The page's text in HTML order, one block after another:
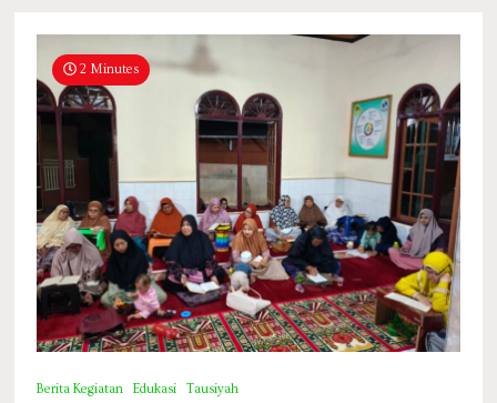
2 Minutes
Berita Kegiatan Edukasi Tausiyah